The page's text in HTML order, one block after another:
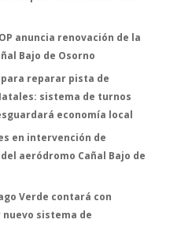
anuncia renovación de la
Bajo de Osorno
reparar pista de
sistema de turnos
economía local
en intervención de
aeródromo Cañal Bajo de
Verde contará con
sistema de